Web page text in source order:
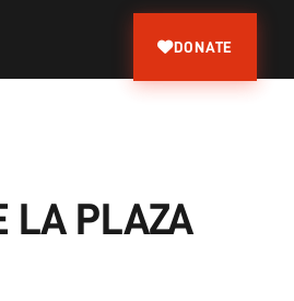
DONATE
LA PLAZA